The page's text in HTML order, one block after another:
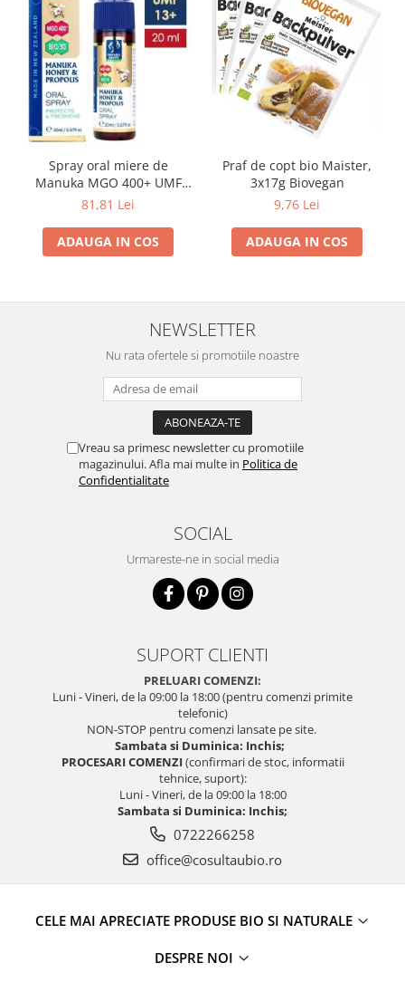
Spray oral miere de
Manuka MGO 400+ UMF
13+ cu Propolis (20ml)
81,81 Lei
ADAUGA IN COS
Praf de copt bio Maister,
3x17g Biovegan
9,76 Lei
ADAUGA IN COS
NEWSLETTER
Nu rata ofertele si promotiile noastre
Vreau sa primesc newsletter cu promotiile
magazinului. Afla mai multe in Politica de
Confidentialitate
SOCIAL
Urmareste-ne in social media
SUPORT CLIENTI
PRELUARI COMENZI:
Luni - Vineri, de la 09:00 la 18:00 (pentru comenzi primite
telefonic)
NON-STOP pentru comenzi lansate pe site.
Sambata si Duminica: Inchis;
PROCESARI COMENZI(confirmari de stoc, informatii
tehnice, suport):
Luni - Vineri, de la 09:00 la 18:00
Sambata si Duminica: Inchis;
0722266258
office@cosultaubio.ro
CELE MAI APRECIATE PRODUSE BIO SI NATURALE
DESPRE NOI